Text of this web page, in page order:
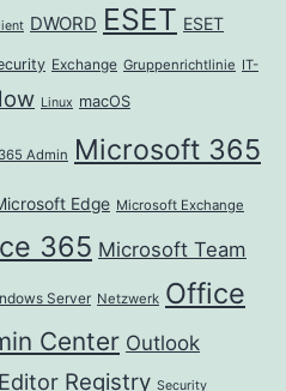
DWORD ESET ESET
Exchange Gruppenrichtlinie IT-
Linux macOS
Admin Microsoft 365
Edge Microsoft Exchange
365 Microsoft Team
Server Netzwerk Office
Center Outlook
Registry Security